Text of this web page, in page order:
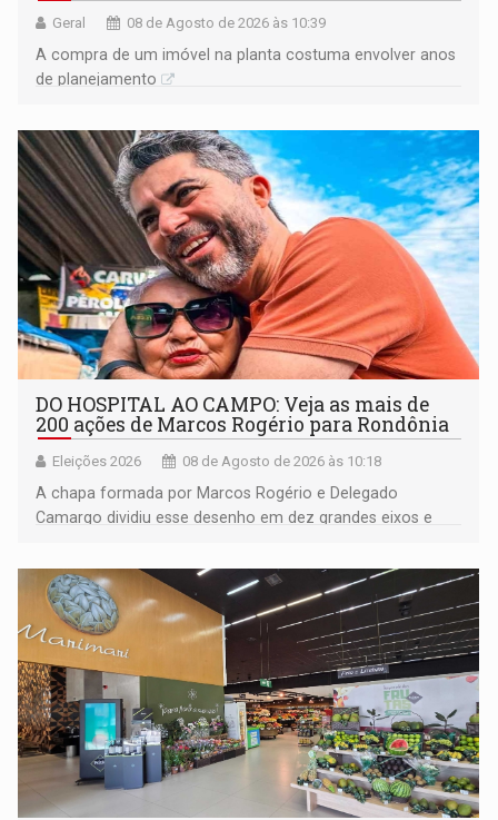
Geral 08 de Agosto de 2026 às 10:39
A compra de um imóvel na planta costuma envolver anos
de planejamento
DO HOSPITAL AO CAMPO: Veja as mais de
200 ações de Marcos Rogério para Rondônia
Eleições 2026 08 de Agosto de 2026 às 10:18
A chapa formada por Marcos Rogério e Delegado
Camargo dividiu esse desenho em dez grandes eixos e